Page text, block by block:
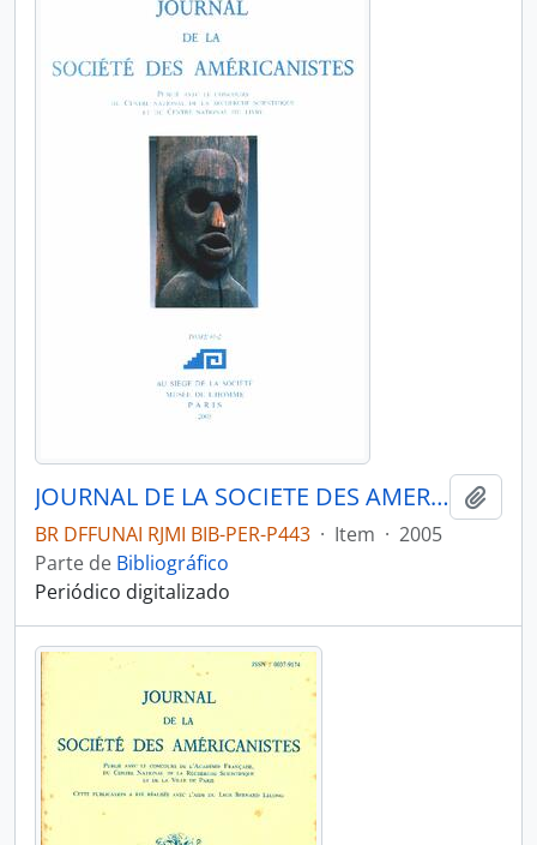
JOURNAL DE LA SOCIETE DES AMERICANISTES DE PARIS - PARIS FR MUSEE DE L HOMME - 2005 - Nº91 - 02
BR DFFUNAI RJMI BIB-PER-P443 · Item · 2005
Parte de Bibliográfico
Periódico digitalizado